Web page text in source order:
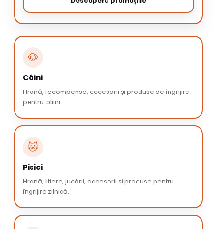
🐶
Câini
Hrană, recompense, accesorii și produse de îngrijire
pentru câini.
🐱
Pisici
Hrană, litiere, jucării, accesorii și produse pentru
îngrijire zilnică.